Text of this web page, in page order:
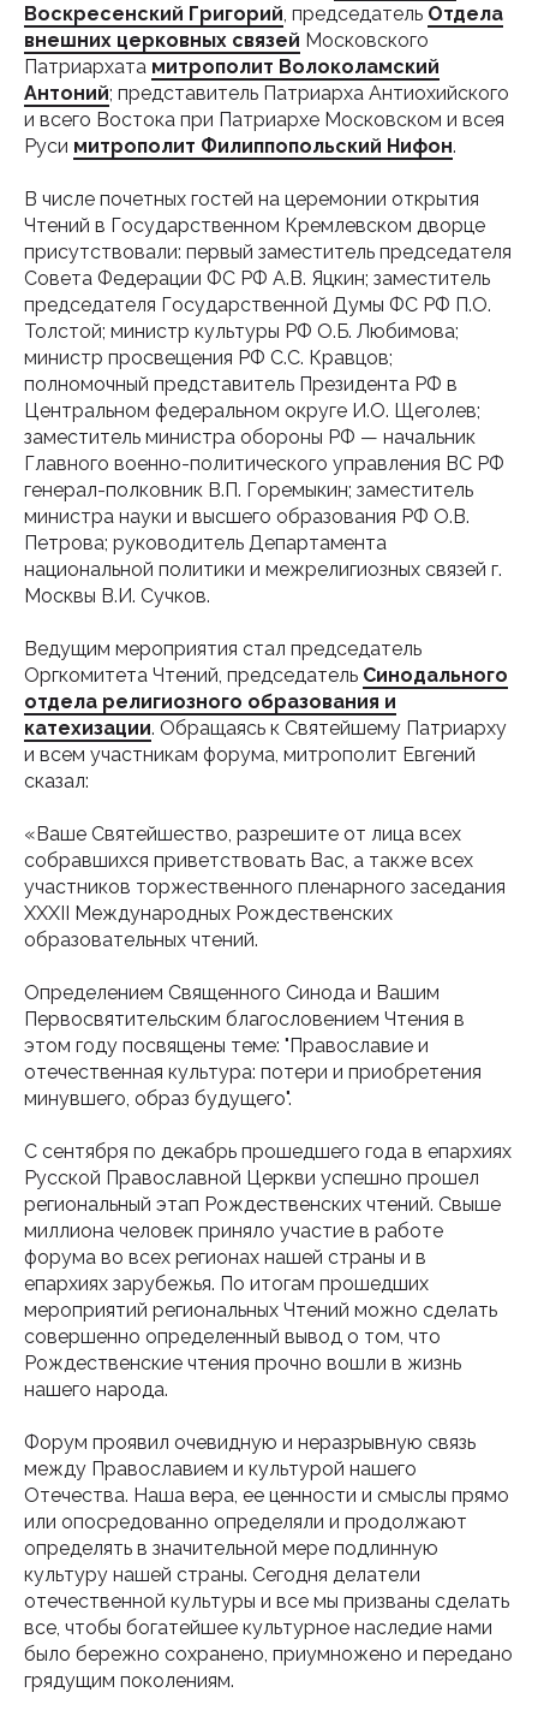
Воскресенский Григорий, председатель Отдела
внешних церковных связей Московского
Патриархата митрополит Волоколамский
Антоний; представитель Патриарха Антиохийского
и всего Востока при Патриархе Московском и всея
Руси митрополит Филиппопольский Нифон.
В числе почетных гостей на церемонии открытия
Чтений в Государственном Кремлевском дворце
присутствовали: первый заместитель председателя
Совета Федерации ФС РФ А.В. Яцкин; заместитель
председателя Государственной Думы ФС РФ П.О.
Толстой; министр культуры РФ О.Б. Любимова;
министр просвещения РФ С.С. Кравцов;
полномочный представитель Президента РФ в
Центральном федеральном округе И.О. Щеголев;
заместитель министра обороны РФ — начальник
Главного военно-политического управления ВС РФ
генерал-полковник В.П. Горемыкин; заместитель
министра науки и высшего образования РФ О.В.
Петрова; руководитель Департамента
национальной политики и межрелигиозных связей г.
Москвы В.И. Сучков.
Ведущим мероприятия стал председатель
Оргкомитета Чтений, председатель Синодального
отдела религиозного образования и
катехизации. Обращаясь к Святейшему Патриарху
и всем участникам форума, митрополит Евгений
сказал:
«Ваше Святейшество, разрешите от лица всех
собравшихся приветствовать Вас, а также всех
участников торжественного пленарного заседания
XXXII Международных Рождественских
образовательных чтений.
Определением Священного Синода и Вашим
Первосвятительским благословением Чтения в
этом году посвящены теме: "Православие и
отечественная культура: потери и приобретения
минувшего, образ будущего".
С сентября по декабрь прошедшего года в епархиях
Русской Православной Церкви успешно прошел
региональный этап Рождественских чтений. Свыше
миллиона человек приняло участие в работе
форума во всех регионах нашей страны и в
епархиях зарубежья. По итогам прошедших
мероприятий региональных Чтений можно сделать
совершенно определенный вывод о том, что
Рождественские чтения прочно вошли в жизнь
нашего народа.
Форум проявил очевидную и неразрывную связь
между Православием и культурой нашего
Отечества. Наша вера, ее ценности и смыслы прямо
или опосредованно определяли и продолжают
определять в значительной мере подлинную
культуру нашей страны. Сегодня делатели
отечественной культуры и все мы призваны сделать
все, чтобы богатейшее культурное наследие нами
было бережно сохранено, приумножено и передано
грядущим поколениям.